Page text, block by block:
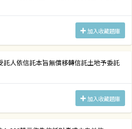
加入收藏題庫
託人依信託本旨無償移轉信託土地予委託
加入收藏題庫